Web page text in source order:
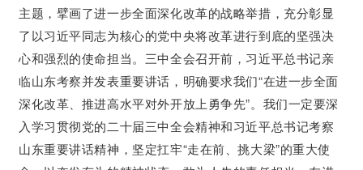
主题，擘画了进一步全面深化改革的战略举措，充分彰显
了以习近平同志为核心的党中央将改革进行到底的坚强决
心和强烈的使命担当。三中全会召开前，习近平总书记亲
临山东考察并发表重要讲话，明确要求我们“在进一步全面
深化改革、推进高水平对外开放上勇争先”。我们一定要深
入学习贯彻党的二十届三中全会精神和习近平总书记考察
山东重要讲话精神，坚定扛牢“走在前、挑大梁”的重大使